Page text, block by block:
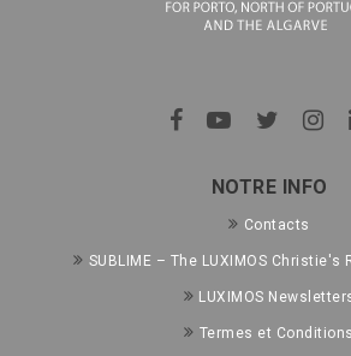
NOTRE INFO
Contacts
SUBLIME – The LUXIMOS Christie's
LUXIMOS
Termes et Conditions